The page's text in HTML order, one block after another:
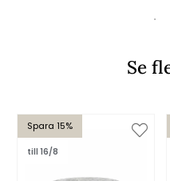
Se
Spara 15%
till 16/8